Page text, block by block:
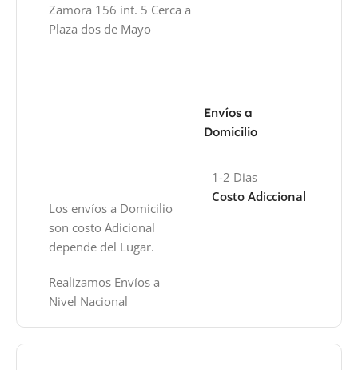
Zamora 156 int. 5 Cerca a
Plaza dos de Mayo
Envíos a
Domicilio
Los envíos a Domicilio
son costo Adicional
depende del Lugar.
Realizamos Envíos a
Nivel Nacional
1-2 Dias
Costo Adiccional